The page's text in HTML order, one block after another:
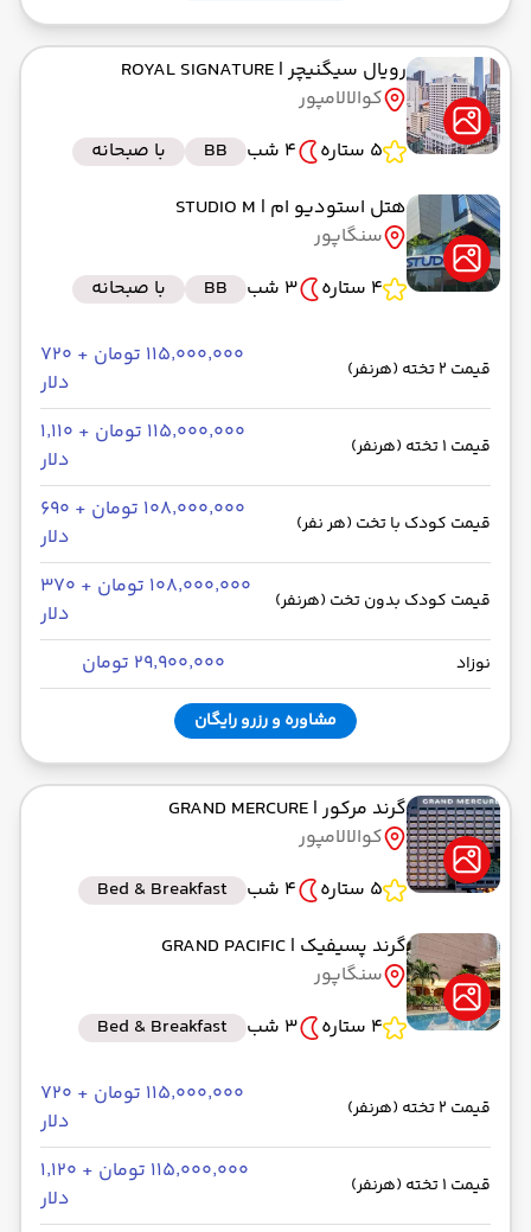
رویال سیگنیچر| ROYAL SIGNATURE
کوالالامپور
5 ستاره
4 شب BB
با صبحانه
هتل استودیو ام | STUDIO M
سنگاپور
4 ستاره
3 شب BB با صبحانه
قیمت 2 تخته (هرنفر)
۱۱۵٬۰۰۰٬۰۰۰ تومان + ۷۲۰
دلار
قیمت 1 تخته (هرنفر)
۱۱۵٬۰۰۰٬۰۰۰ تومان + ۱٬۱۱۰
دلار
قیمت کودک با تخت (هر نفر)
۱۰۸٬۰۰۰٬۰۰۰ تومان + ۶۹۰
دلار
قیمت کودک بدون تخت (هرنفر)
۱۰۸٬۰۰۰٬۰۰۰ تومان + ۳۷۰
دلار
نوزاد ۲۹٬۹۰۰٬۰۰۰ تومان
مشاوره و رزرو رایگان
گرند مرکور| GRAND MERCURE
کوالالامپور
5 ستاره
4 شب
Bed & Breakfast
گرند پسیفیک | GRAND PACIFIC
سنگاپور
4 ستاره
3 شب Bed & Breakfast
قیمت 2 تخته (هرنفر)
۱۱۵٬۰۰۰٬۰۰۰ تومان + ۷۲۰
دلار
قیمت 1 تخته (هرنفر)
۱۱۵٬۰۰۰٬۰۰۰ تومان + ۱٬۱۲۰
دلار